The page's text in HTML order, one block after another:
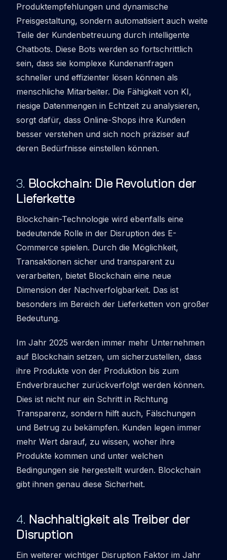
Produktempfehlungen und dynamische
Preisgestaltung, sondern automatisiert auch weite
Teile der Kundenbetreuung durch intelligente
Chatbots. Diese Bots werden so fortschrittlich
sein, dass sie komplexe Kundenanfragen
schneller und effizienter lösen können als
menschliche Mitarbeiter. Die Fähigkeit von KI,
riesige Datenmengen in Echtzeit zu analysieren,
sorgt dafür, dass Online-Shops ihre Kunden
besser verstehen und sich noch präziser auf
deren Bedürfnisse einstellen können.
3. Blockchain: Die Revolution der
Lieferkette
Blockchain-Technologie wird ebenfalls eine
bedeutende Rolle in der Disruption des E-
Commerce spielen. Durch die Möglichkeit,
Transaktionen sicher und transparent zu
verarbeiten, bietet Blockchain eine neue
Dimension der Nachverfolgbarkeit. Das ist
besonders im Bereich der Lieferketten von großer
Bedeutung.
Im Jahr 2025 werden immer mehr Unternehmen
auf Blockchain setzen, um sicherzustellen, dass
ihre Produkte von der Produktion bis zum
Endverbraucher zurückverfolgt werden können.
Dies ist nicht nur ein Schritt in Richtung
Transparenz, sondern hilft auch, Fälschungen
und Betrug zu bekämpfen. Kunden legen immer
mehr Wert darauf, zu wissen, woher ihre
Produkte kommen und unter welchen
Bedingungen sie hergestellt wurden. Blockchain
gibt ihnen genau diese Sicherheit.
4. Nachhaltigkeit als Treiber der
Disruption
Ein weiterer wichtiger Disruption Faktor im Jahr